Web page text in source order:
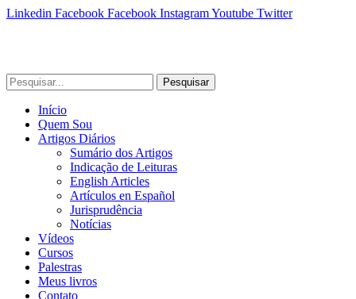
Linkedin Facebook Facebook InstagramYoutube Twitter
Pesquisar
Início
Quem Sou
Artigos Diários
Sumário dos Artigos
Indicação de Leituras
English Articles
Artículos en Español
Jurisprudência
Notícias
Vídeos
Cursos
Palestras
Meus livros
Contato